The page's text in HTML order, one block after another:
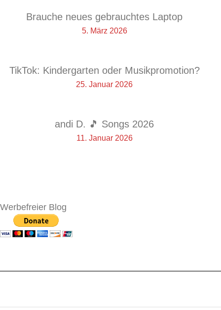
Brauche neues gebrauchtes Laptop
5. März 2026
TikTok: Kindergarten oder Musikpromotion?
25. Januar 2026
andi D. 🎵 Songs 2026
11. Januar 2026
Werbefreier Blog